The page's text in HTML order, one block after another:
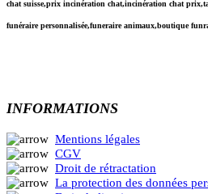
chat suisse,prix incinération chat,incinération chat
funéraire personnalisée,funeraire animaux,boutique
INFORMATIONS
Mentions légales
CGV
Droit de rétractation
La protection des données